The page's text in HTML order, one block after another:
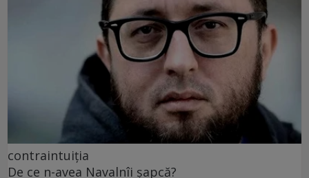
contraintuiția
De ce n-avea Navalnîi șapcă?